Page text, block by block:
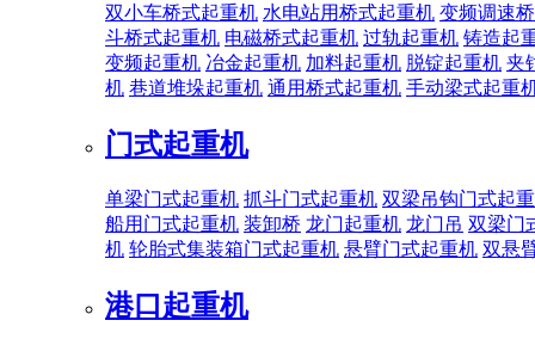
双小车桥式起重机 水电站用桥式起重机 变频调速
斗桥式起重机 电磁桥式起重机 过轨起重机 铸造起
变频起重机 冶金起重机 加料起重机 脱锭起重机 夹
机 巷道堆垛起重机 通用桥式起重机 手动梁式起重
门式起重机
单梁门式起重机 抓斗门式起重机 双梁吊钩门式起
船用门式起重机 装卸桥 龙门起重机 龙门吊 双梁门
机 轮胎式集装箱门式起重机 悬臂门式起重机 双悬
港口起重机